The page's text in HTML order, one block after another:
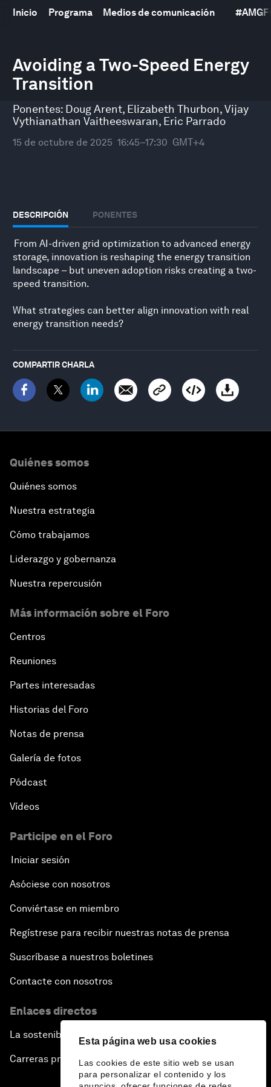
Esta página web usa cookies
Las cookies de este sitio web se usan
para personalizar el contenido y los
Inicio Programa Medios de comunicación #
Avoiding a Two-Speed Energy
Transition
Ponentes: Doug Arent, Elizabeth Thurbon,Vijay
Vythianathan Vaitheeswaran, Eric Parrado
15 de octubre de 2025 16:45–17:30 GMT+4
DESCRIPCIÓN PONENTES
From AI-driven grid optimization to advanced energy
storage, innovation is reshaping the energy transition
landscape – but uneven adoption risks creating a two-
speed transition.
What strategies can better align innovation with real
energy transition needs?
COMPARTIR CHARLA
seconds
of
48
minutes,
seconds
Quiénes somos
Quiénes somos
Nuestra estrategia
Cómo trabajamos
Liderazgo y gobernanza
Nuestra repercusión
Más información sobre el Foro
Centros
Reuniones
Partes interesadas
Historias del Foro
Notas de prensa
Galería de fotos
Pódcast
Vídeos
Participe en el Foro
Iniciar sesión
Asóciese con nosotros
Conviértase en miembro
Regístrese para recibir nuestras notas de prensa
Suscríbase a nuestros boletines
Contacte con nosotros
Enlaces directos
La sostenibilidad en el Foro
Carreras profesionales